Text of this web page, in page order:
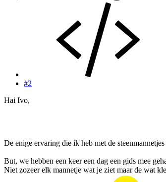
#2
Hai Ivo,
De enige ervaring die ik heb met de
But, we hebben een keer een dag een gids mee
Niet zozeer elk mannetje wat je ziet maar de wat